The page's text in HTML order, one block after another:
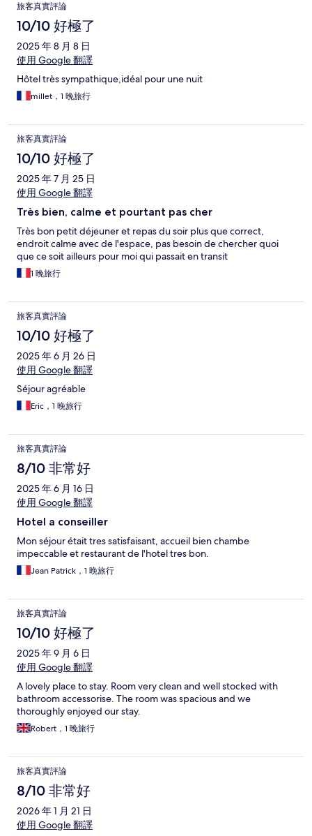
旅客真實評論
10/10 好極了
2025 年 8 月 8 日
使用 Google 翻譯
Hôtel très sympathique,idéal pour une nuit
millet，1 晚旅行
旅客真實評論
10/10 好極了
2025 年 7 月 25 日
使用 Google 翻譯
Très bien, calme et pourtant pas cher
Très bon petit déjeuner et repas du soir plus que correct,
endroit calme avec de l'espace, pas besoin de chercher quoi
que ce soit ailleurs pour moi qui passait en transit
1 晚旅行
旅客真實評論
10/10 好極了
2025 年 6 月 26 日
使用 Google 翻譯
Séjour agréable
Eric，1 晚旅行
旅客真實評論
8/10 非常好
2025 年 6 月 16 日
使用 Google 翻譯
Hotel a conseiller
Mon séjour était tres satisfaisant, accueil bien chambe
impeccable et restaurant de l'hotel tres bon.
Jean Patrick，1 晚旅行
旅客真實評論
10/10 好極了
2025 年 9 月 6 日
使用 Google 翻譯
A lovely place to stay. Room very clean and well stocked with
bathroom accessorise. The room was spacious and we
thoroughly enjoyed our stay.
Robert，1 晚旅行
旅客真實評論
8/10 非常好
2026 年 1 月 21 日
使用 Google 翻譯